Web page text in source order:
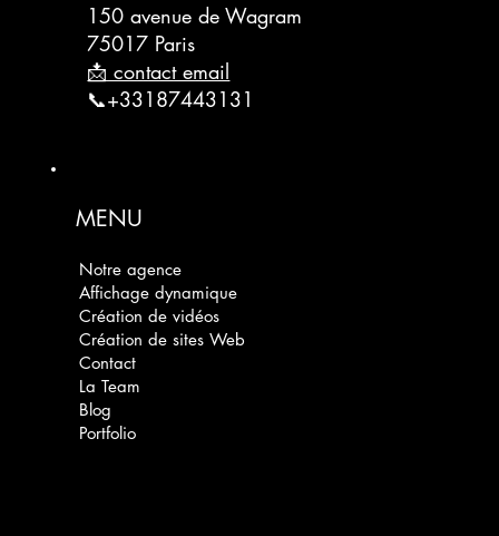
150 avenue de Wagram
75017 Paris
📩 contact email
📞+33187443131
MENU
Notre agence
Affichage dynamique
Création de vidéos
Création de sites Web
Contact
La Team
Blog
Portfolio